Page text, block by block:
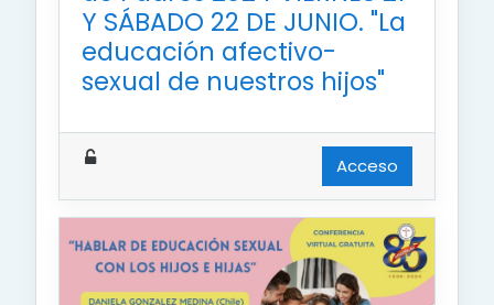
Y SÁBADO 22 DE JUNIO. "La
educación afectivo-
sexual de nuestros hijos"
Acceso